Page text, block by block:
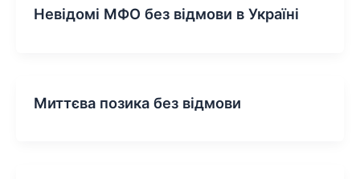
Невідомі МФО без відмови в Україні
Миттєва позика без відмови